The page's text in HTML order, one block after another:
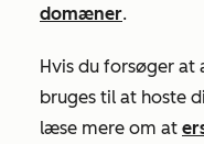
domæner.
Hvis du forsøger
bruges til at hoste
læse mere om at